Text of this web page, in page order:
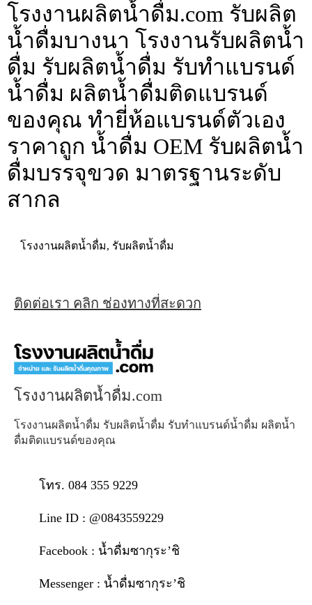
โรงงานผลิตน้ำดื่ม.com รับผลิต
น้ำดื่มบางนา โรงงานรับผลิตน้ำ
ดื่ม รับผลิตน้ำดื่ม รับทำแบรนด์
น้ำดื่ม ผลิตน้ำดื่มติดแบรนด์
ของคุณ ทำยี่ห้อแบรนด์ตัวเอง
ราคาถูก น้ำดื่ม OEM รับผลิตน้ำ
ดื่มบรรจุขวด มาตรฐานระดับ
สากล
โรงงานผลิตน้ำดื่ม, รับผลิตน้ำดื่ม
ติดต่อเรา คลิก ช่องทางที่สะดวก
โรงงานผลิตน้ำดื่ม.com
โรงงานผลิตน้ำดื่ม รับผลิตน้ำดื่ม รับทำแบรนด์น้ำดื่ม ผลิตน้ำ
ดื่มติดแบรนด์ของคุณ
โทร. 084 355 9229
Line ID : @0843559229
Facebook : น้ำดื่มซากุระ’ชิ
Messenger : น้ำดื่มซากุระ’ชิ